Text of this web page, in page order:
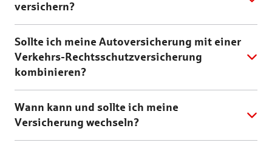
versichern?
Sollte ich meine Autoversicherung mit einer
Verkehrs-Rechtsschutzversicherung
kombinieren?
Wann kann und sollte ich meine
Versicherung wechseln?